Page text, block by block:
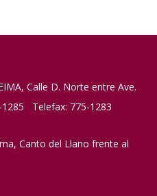
Calle D. Norte entre Ave.
1285 Telefax: 775-1283
Canto del Llano frente al